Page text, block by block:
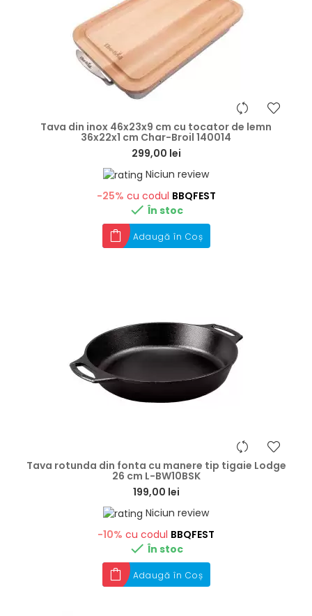
Tava din inox 46x23x9 cm cu tocator de lemn
36x22x1 cm Char-Broil 140014
299,00 lei
Niciun review
-25% cu codul BBQFEST
 În stoc
Adaugă în Coș
Tava rotunda din fonta cu manere tip tigaie Lodge
26 cm L-BW10BSK
199,00 lei
Niciun review
-10% cu codul BBQFEST
 În stoc
Adaugă în Coș